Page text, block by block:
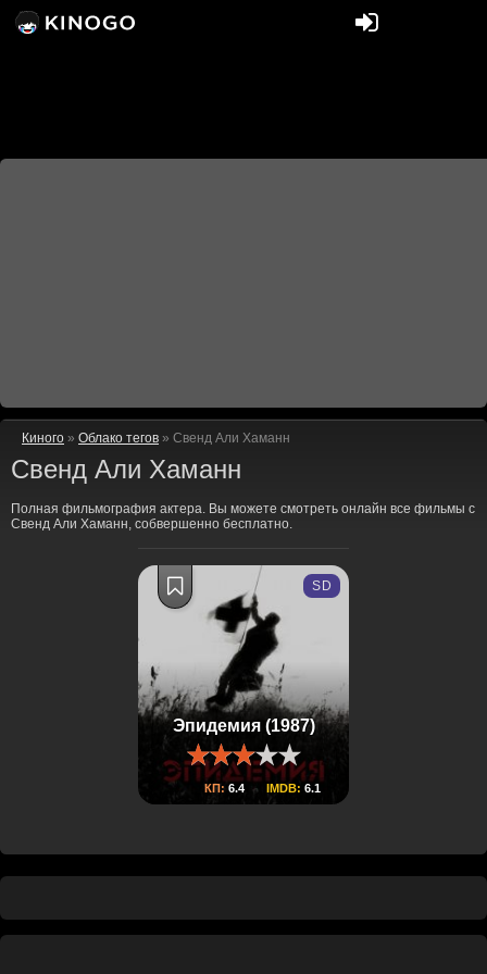
Киного » Облако тегов » Свенд Али Хаманн
Свенд Али Хаманн
Полная фильмография актера. Вы можете смотреть онлайн все фильмы с
Свенд Али Хаманн, собвершенно бесплатно.
Эпидемия (1987)
КП: 6.4 IMDB: 6.1
SD